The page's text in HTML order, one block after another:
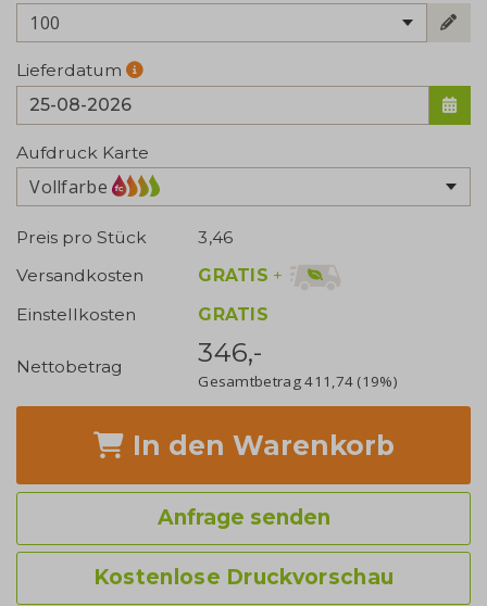
100
Lieferdatum
Aufdruck Karte
Vollfarbe
Preis pro Stück
3,46
Versandkosten
GRATIS +
Einstellkosten
GRATIS
Nettobetrag 346,-
Gesamtbetrag411,74 (19%)
In den Warenkorb
Anfrage senden
Kostenlose Druckvorschau